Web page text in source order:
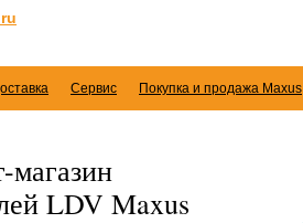
Сервис Покупка и продажа Maxus
LDV Maxus